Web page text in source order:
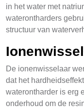
in het water met
waterontharders
structuur van
De ionenwisselaar
dat het
waterontharder is erg
onderhoud om de